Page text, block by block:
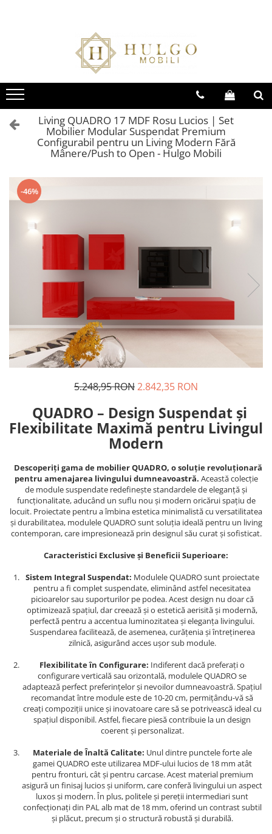
Bucatarie EVORA
Seturi Bucatarie Evora
Corpuri Evora
Bucatarie BLANCA
Seturi Bucatarie Blanca
Corpuri Blanca
Living QUADRO
Colectia QUADRO
Seturi Living QUADRO
Corpuri QUADRO
Seturi Baie Eos
Corpuri Baie Eos
Living QUADRO 17 MDF Rosu Lucios | Set
Mobilier Modular Suspendat Premium
Configurabil pentru un Living Modern Fără
Mânere/Push to Open - Hulgo Mobili
-46%
5.248,95 RON2.842,35 RON
QUADRO – Design Suspendat și
Flexibilitate Maximă pentru Livingul
Modern
Descoperiți gama de mobilier QUADRO, o soluție revoluționară
pentru amenajarea livingului dumneavoastră. Această colecție
de module suspendate redefinește standardele de eleganță și
funcționalitate, aducând un suflu nou și modern oricărui spațiu de
locuit. Proiectate pentru a îmbina estetica minimalistă cu versatilitatea
și durabilitatea, modulele QUADRO sunt soluția ideală pentru un living
contemporan, care impresionează prin designul său curat și sofisticat.
Caracteristici Exclusive și Beneficii Superioare:
Sistem Integral Suspendat: Modulele QUADRO sunt proiectate
pentru a fi complet suspendate, eliminând astfel necesitatea
picioarelor sau suporturilor pe podea. Acest design nu doar că
optimizează spațiul, dar creează și o estetică aerisită și modernă,
perfectă pentru a accentua luminozitatea și eleganța livingului.
Suspendarea facilitează, de asemenea, curățenia și întreținerea
zilnică, asigurând acces ușor sub module.
Flexibilitate în Configurare: Indiferent dacă preferați o
configurare verticală sau orizontală, modulele QUADRO se
adaptează perfect preferințelor și nevoilor dumneavoastră. Spațiul
recomandat între module este de 10-20 cm, permițându-vă să
creați compoziții unice și inovatoare care să se potrivească ideal cu
spațiul disponibil. Astfel, fiecare piesă contribuie la un design
coerent și personalizat.
Materiale de Înaltă Calitate: Unul dintre punctele forte ale
gamei QUADRO este utilizarea MDF-ului lucios de 18 mm atât
pentru fronturi, cât și pentru carcase. Acest material premium
asigură un finisaj lucios și uniform, care conferă livingului un aspect
luxos și modern. În plus, politele și pereții intermediari sunt
confecționați din PAL alb mat de 18 mm, oferind un contrast subtil
și plăcut, precum și o structură robustă și durabilă.